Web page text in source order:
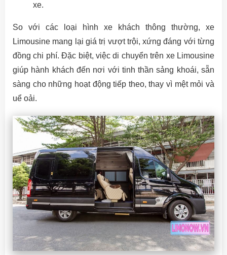
xe.
So với các loại hình xe khách thông thường, xe
Limousine mang lại giá trị vượt trội, xứng đáng với từng
đồng chi phí. Đặc biệt, việc di chuyển trên xe Limousine
giúp hành khách đến nơi với tinh thần sảng khoái, sẵn
sàng cho những hoạt động tiếp theo, thay vì mệt mỏi và
uể oải.